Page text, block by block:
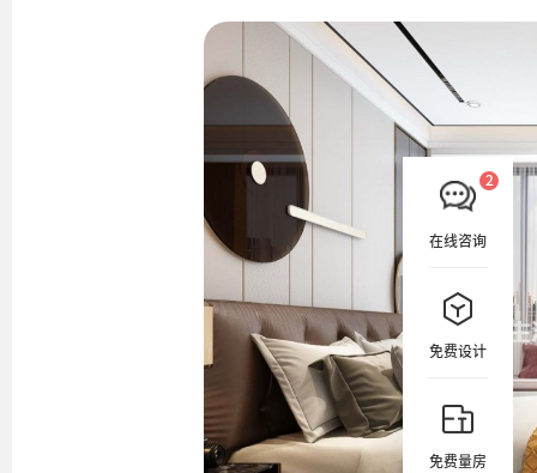
在线咨询
免费设计
免费量房